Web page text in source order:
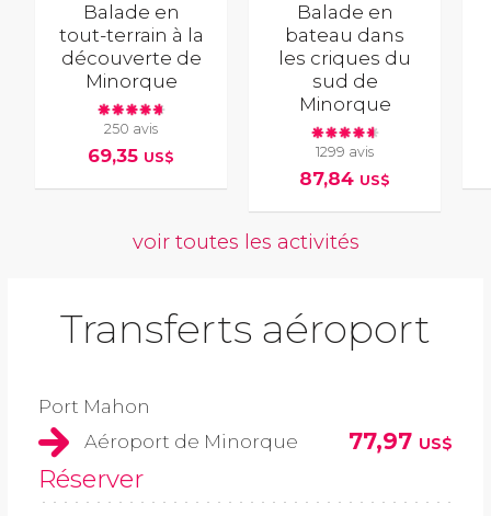
Balade en
tout-terrain à la
découverte de
Minorque
250 avis
69,35 US$
Balade en
bateau dans
les criques du
sud de
Minorque
1299 avis
87,84 US$
voir toutes les activités
Transferts aéroport
Port Mahon
Aéroport de Minorque
77,97 US$
Réserver